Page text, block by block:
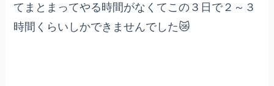
てまとまってやる時間がなくてこの３日で２～３
時間くらいしかできませんでした😿